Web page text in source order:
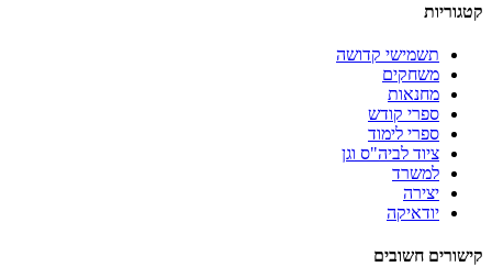
קטגוריות
תשמישי קדושה
משחקים
מחנאות
ספרי קודש
ספרי לימוד
ציוד לביה"ס וגן
למשרד
יצירה
יודאיקה
קישורים חשובים